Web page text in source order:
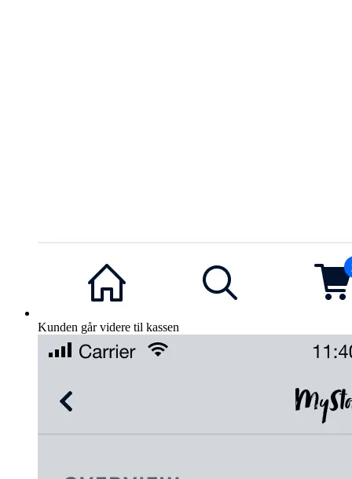
Kunden går videre til kassen